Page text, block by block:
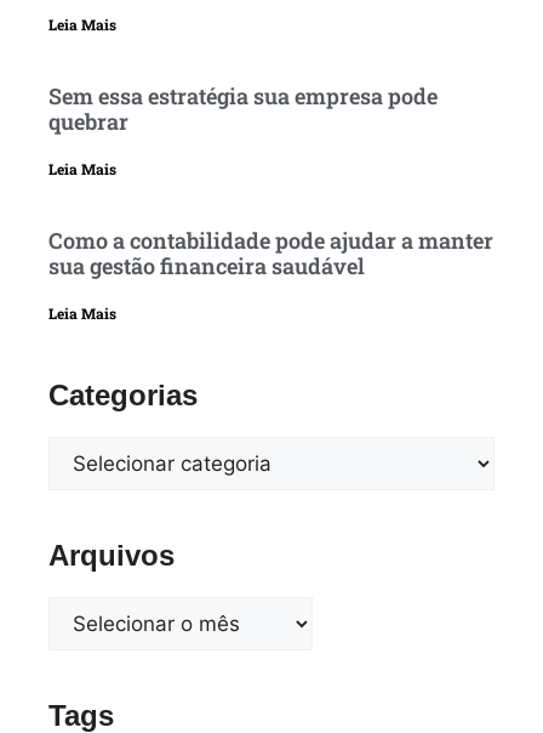
Leia Mais
Sem essa estratégia sua empresa pode
quebrar
Leia Mais
Como a contabilidade pode ajudar a manter
sua gestão financeira saudável
Leia Mais
Categorias
Arquivos
Tags